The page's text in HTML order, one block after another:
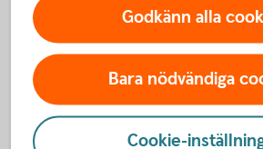
Har olyckan varit
Här kan du göra din anmälan och
Skadeanmälan – anmälskada
Godkänn alla
Bara nödvändiga
Cookie-